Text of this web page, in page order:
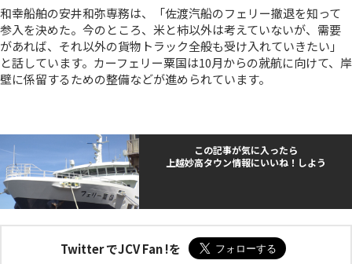
和幸船舶の安井和弥専務は、「佐渡汽船のフェリー撤退を知って
参入を決めた。今のところ、米と柿以外は考えていないが、需要
があれば、それ以外の貨物トラック全般も受け入れていきたい」
と話しています。カーフェリー粟国は10月からの就航に向けて、岸
壁に係留するための整備などが進められています。
この記事が気に入ったら
上越妙高タウン情報にいいね！しよう
Twitter でJCV Fan !を